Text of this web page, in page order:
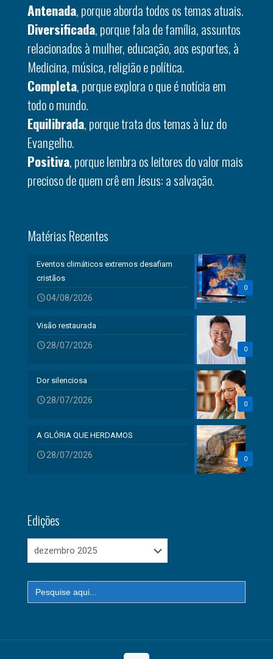
Antenada, porque aborda todos os temas atuais.
Diversificada, porque fala de família, assuntos
relacionados à mulher, educação, aos esportes, à
Medicina, música, religião e política.
Completa, porque explora o que é notícia em
todo o mundo.
Equilibrada, porque trata dos temas à luz do
Evangelho.
Positiva, porque lembra os leitores do valor mais
precioso de quem crê em Jesus: a salvação.
Matérias Recentes
0
Eventos climáticos extremos desafiam
cristãos
04/08/2026
0
Visão restaurada
28/07/2026
0
Dor silenciosa
28/07/2026
0
A GLÓRIA QUE HERDAMOS
28/07/2026
Edições
Edições
Search
for: